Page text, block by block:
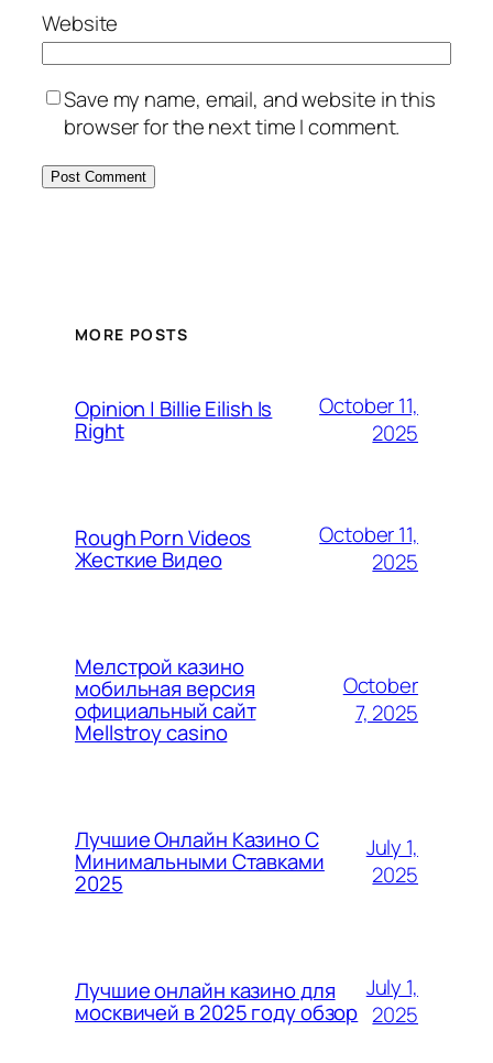
Website
Save my name, email, and website in this
browser for the next time I comment.
MORE POSTS
Opinion | Billie Eilish Is
Right
October 11,
2025
Rough Porn Videos
Жесткие Видео
October 11,
2025
Мелстрой казино
мобильная версия
официальный сайт
Mellstroy casino
October
7, 2025
Лучшие Онлайн Казино С
Минимальными Ставками
2025
July 1,
2025
Лучшие онлайн казино для
москвичей в 2025 году обзор
July 1,
2025